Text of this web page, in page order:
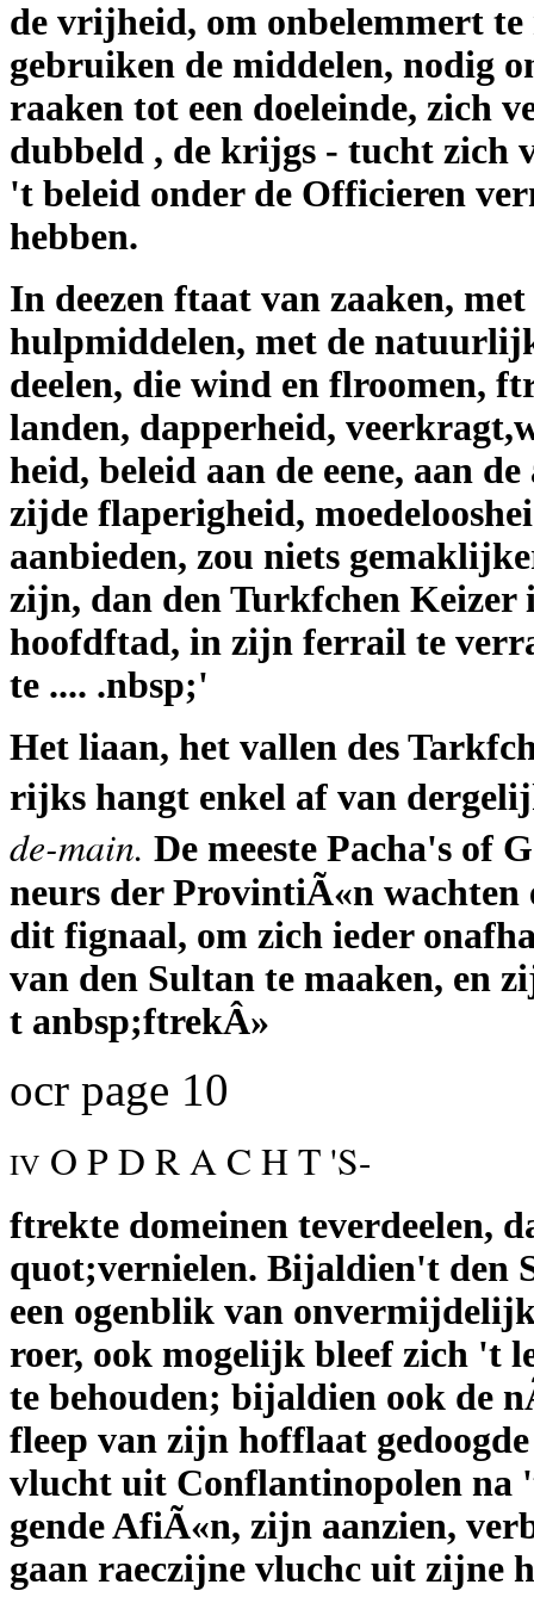
de vrijheid, om onbelemmert te
gebruiken de middelen, nodig
raaken tot een doeleinde, zich
dubbeld , de krijgs - tucht zich
't beleid onder de Officieren
hebben.
In deezen ftaat van zaaken, met
hulpmiddelen, met de
deelen, die wind en flroomen,
landen, dapperheid,
heid, beleid aan de eene, aan de
zijde flaperigheid,
aanbieden, zou niets
zijn, dan den Turkfchen Keizer
hoofdftad, in zijn ferrail te
te .... .nbsp;'
Het liaan, het vallen des
rijks hangt enkel af van
de-main. De meeste Pacha's of
neurs der ProvintiÃ«n wachten
dit fignaal, om zich ieder
van den Sultan te maaken, en
t anbsp;ftrekÂ»
ocr page 10
IV O P D R A C H T 'S-
ftrekte domeinen teverdeelen,
quot;vernielen. Bijaldien't den
een ogenblik van
roer, ook mogelijk bleef zich 't
te behouden; bijaldien ook de
fleep van zijn hofflaat
vlucht uit Conflantinopolen na
gende AfiÃ«n, zijn aanzien,
gaan raeczijne vluchc uit zijne